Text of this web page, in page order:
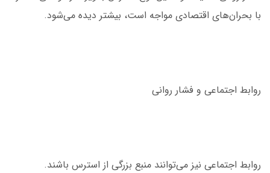
با بحران‌های اقتصادی مواجه است، بیشتر دیده می‌شود.
روابط اجتماعی و فشار روانی
روابط اجتماعی نیز می‌توانند منبع بزرگی از استرس باشند.